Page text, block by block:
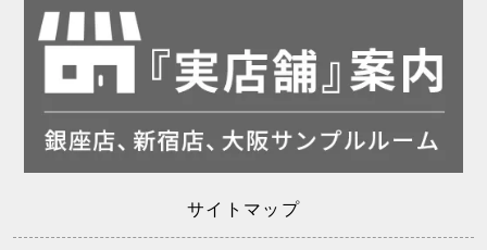
サイトマップ